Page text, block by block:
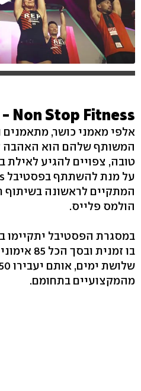
Non Stop Fitness - ישראל
אלפי מאמני כושר, מתאמנים
המשותף שלהם הוא האהבה
טובה, צפויים להגיע לאילת
המתקיים לראשונה בשיתוף
הולמס פלייס.
בו זמנית
מהמקצועיים בתחומם.